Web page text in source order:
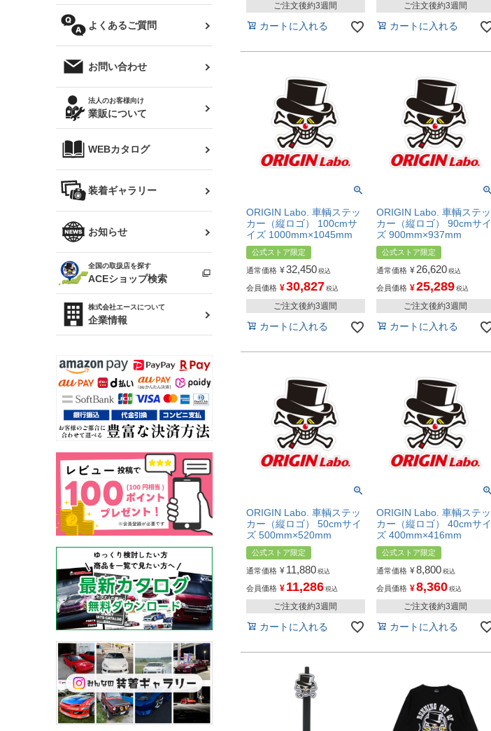
オリジンアーム(足回り)
レンズ
マフラー
メンテナンスパーツ
ハイエース
レビン
トレノ
マークX
クラウン
クラウンマジェスタ
アリスト
ソアラ
アルテッツァ
プロボックス
RAV4
180SX
ワンビア
Z32 フェアレディZ
R34 スカイライン
スカイライン
（ER34/R33/ECR33/R32）
キャラバン
ローレル
セフィーロ
汎用
ハイエース・バン用タイ
パーカー
オーバーオール(つなぎ)
タオル
帽子
バッグ
ファッション小物
雑貨・ステーショナリー
ベビー用品
お気に入りリスト
クーポンを見る
閲覧履歴
ニュースレターお申し込み
よくあるご質問
お問い合わせ
法人のお客様向け
業販について
WEBカタログ
装着ギャラリー
お知らせ
全国の取扱店を探す
ACEショップ検索
株式会社エースについて
企業情報
ご注文後約3週間
カートに入れる
ご注文後約3週間
カートに入れる
ORIGIN Labo. 車輌ステッ
カー（縦ロゴ） 100cmサ
イズ 1000mm×1045mm
公式ストア限定
通常価格 ¥32,450 税込
会員価格 ¥30,827 税込
ご注文後約3週間
カートに入れる
ORIGIN Labo. 車輌ステッ
カー（縦ロゴ） 90cmサイ
ズ 900mm×937mm
公式ストア限定
通常価格 ¥ 26,620 税込
会員価格 ¥25,289 税込
ご注文後約3週間
カートに入れる
ORIGIN Labo. 車輌ステッ
カー（縦ロゴ） 50cmサイ
ズ 500mm×520mm
公式ストア限定
通常価格 ¥ 11,880 税込
会員価格 ¥ 11,286 税込
ご注文後約3週間
カートに入れる
ORIGIN Labo. 車輌ステッ
カー（縦ロゴ） 40cmサイ
ズ 400mm×416mm
公式ストア限定
通常価格 ¥8,800 税込
会員価格 ¥8,360 税込
ご注文後約3週間
カートに入れる